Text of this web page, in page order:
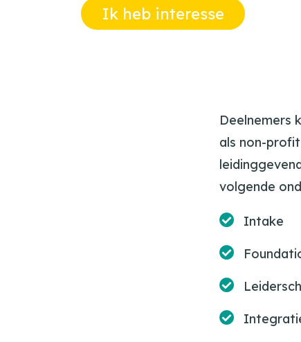
Ik heb interesse
Deelnemers
als non-
volgende
Intake